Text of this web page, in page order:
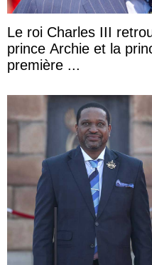
Le roi Charles III
prince Archie et la
première ...